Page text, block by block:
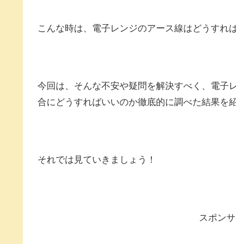
こんな時は、電子レンジのアース線はどうすれ
今回は、そんな不安や疑問を解決すべく、電子
合にどうすればいいのか徹底的に調べた結果を
それでは見ていきましょう！
スポン